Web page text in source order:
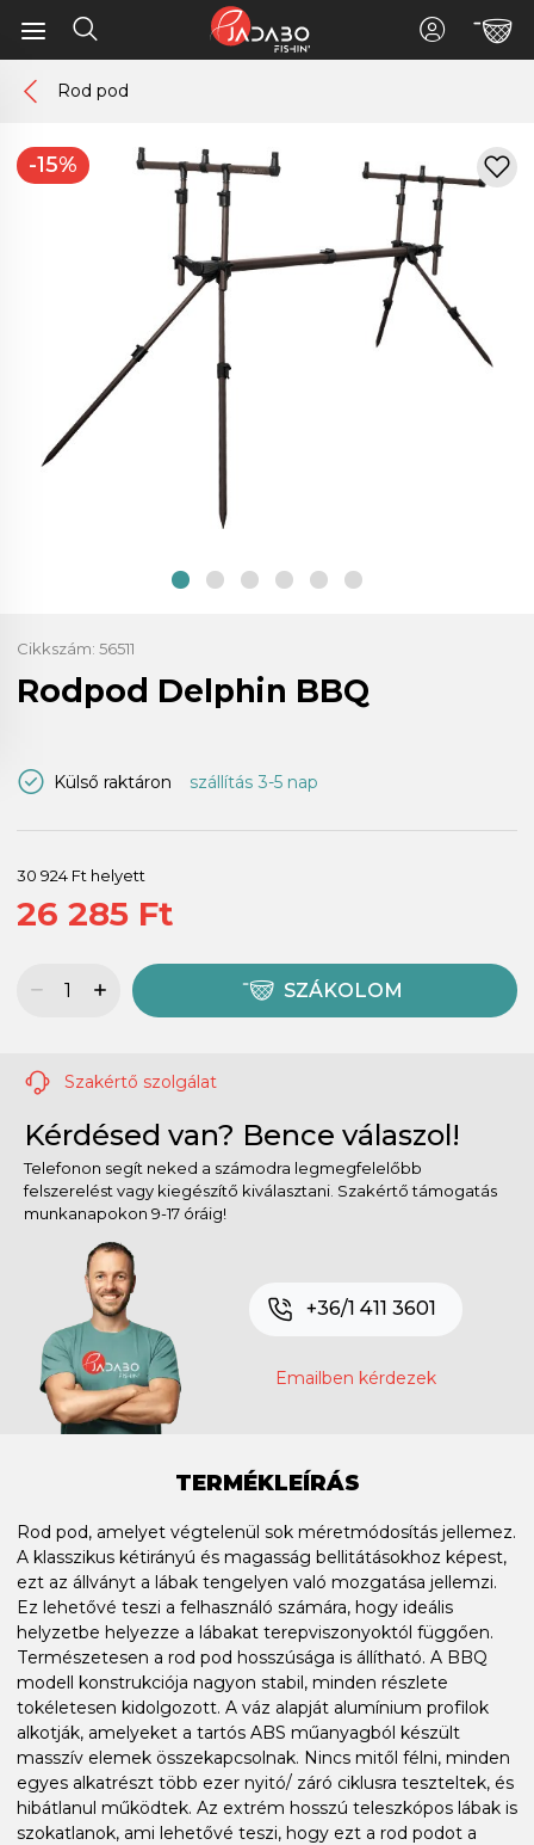
Rod pod
-15%
Cikkszám: 56511
Rodpod Delphin BBQ
Külső raktáron szállítás 3-5 nap
30 924 Ft helyett
26 285 Ft
SZÁKOLOM
Szakértő szolgálat
Kérdésed van? Bence válaszol!
Telefonon segít neked a számodra legmegfelelőbb
felszerelést vagy kiegészítő kiválasztani. Szakértő támogatás
munkanapokon 9-17 óráig!
+36/1 411 3601
Emailben kérdezek
TERMÉKLEÍRÁS
Rod pod, amelyet végtelenül sok méretmódosítás jellemez.
A klasszikus kétirányú és magasság bellitátásokhoz képest,
ezt az állványt a lábak tengelyen való mozgatása jellemzi.
Ez lehetővé teszi a felhasználó számára, hogy ideális
helyzetbe helyezze a lábakat terepviszonyoktól függően.
Természetesen a rod pod hosszúsága is állítható. A BBQ
modell konstrukciója nagyon stabil, minden részlete
tokéletesen kidolgozott. A váz alapját alumínium profilok
alkotják, amelyeket a tartós ABS műanyagból készült
masszív elemek összekapcsolnak. Nincs mitől félni, minden
egyes alkatrészt több ezer nyitó/ záró ciklusra teszteltek, és
hibátlanul működtek. Az extrém hosszú teleszkópos lábak is
szokatlanok, ami lehetővé teszi, hogy ezt a rod podot a